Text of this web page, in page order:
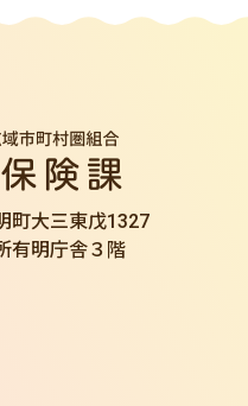
町大三東戊1327
有明庁舎３階